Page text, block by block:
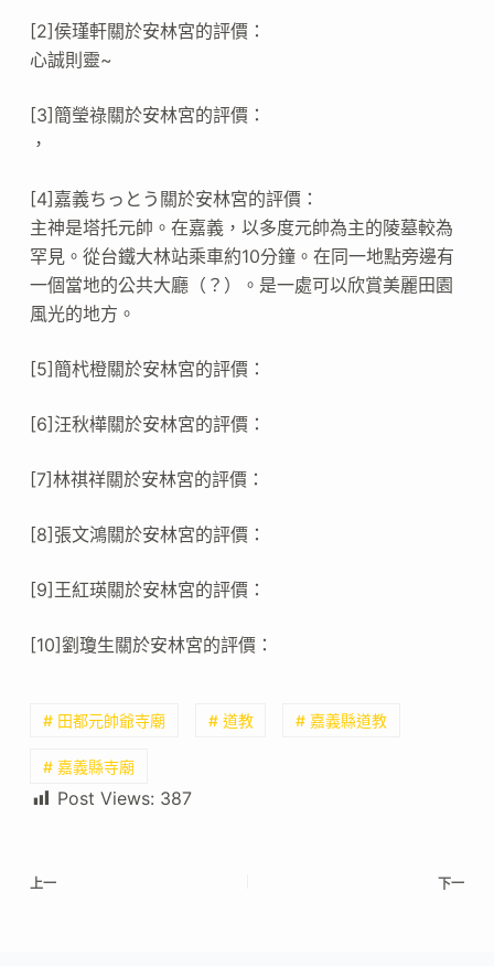
[2]侯瑾軒關於安林宮的評價：
心誠則靈~
[3]簡瑩祿關於安林宮的評價：
，
[4]嘉義ちっとう關於安林宮的評價：
主神是塔托元帥。在嘉義，以多度元帥為主的陵墓較為
罕見。從台鐵大林站乘車約10分鐘。在同一地點旁邊有
一個當地的公共大廳（？）。是一處可以欣賞美麗田園
風光的地方。
[5]簡杙橙關於安林宮的評價：
[6]汪秋樺關於安林宮的評價：
[7]林祺祥關於安林宮的評價：
[8]張文鴻關於安林宮的評價：
[9]王紅瑛關於安林宮的評價：
[10]劉瓊生關於安林宮的評價：
# 田都元帥爺寺廟 # 道教 # 嘉義縣道教
# 嘉義縣寺廟
Post Views: 387
上一 下一